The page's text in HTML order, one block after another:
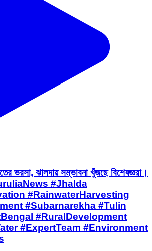
ভরসা, ঝালদায় সম্ভাবনা খুঁজছে বিশেষজ্ঞরা।
#Jhalda
#RainwaterHarvesting
#Subarnarekha #Tulin
#RuralDevelopment
#ExpertTeam #Environment